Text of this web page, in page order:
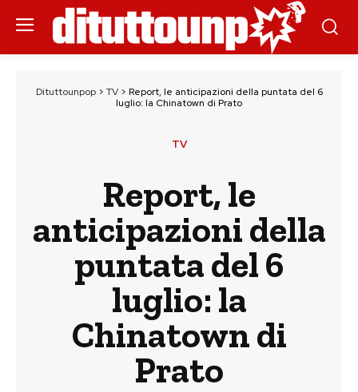
Dituttounpop> TV> Report, le anticipazioni della puntata del 6
luglio: la Chinatown di Prato
TV
Report, le
anticipazioni della
puntata del 6
luglio: la
Chinatown di
Prato